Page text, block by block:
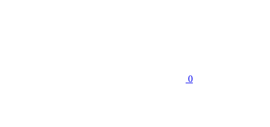
0